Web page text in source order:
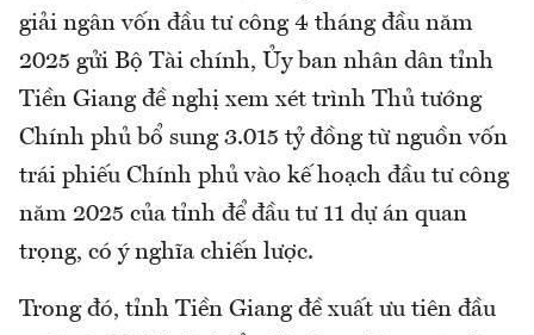
giải ngân vốn đầu tư công 4 tháng đầu năm
2025 gửi Bộ Tài chính, Ủy ban nhân dân tỉnh
Tiền Giang đề nghị xem xét trình Thủ tướng
Chính phủ bổ sung 3.015 tỷ đồng từ nguồn vốn
trái phiếu Chính phủ vào kế hoạch đầu tư công
năm 2025 của tỉnh để đầu tư 11 dự án quan
trọng, có ý nghĩa chiến lược.
Trong đó, tỉnh Tiền Giang đề xuất ưu tiên đầu